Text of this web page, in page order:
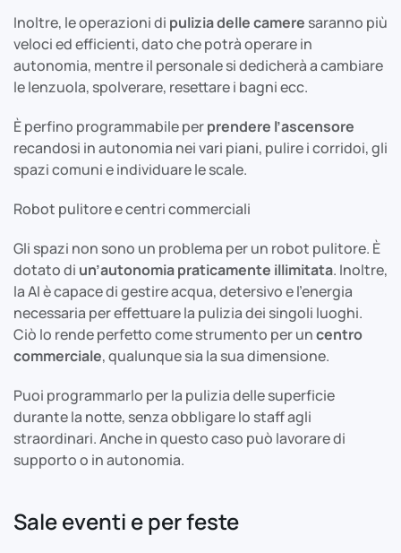
Inoltre, le operazioni di pulizia delle camere saranno più
veloci ed efficienti, dato che potrà operare in
autonomia, mentre il personale si dedicherà a cambiare
le lenzuola, spolverare, resettare i bagni ecc.
È perfino programmabile perprendere l’ascensore
recandosi in autonomia nei vari piani, pulire i corridoi, gli
spazi comuni e individuare le scale.
Robot pulitore e centri commerciali
Gli spazi non sono un problema per un robot pulitore. È
dotato di un’autonomia praticamente illimitata. Inoltre,
la AI è capace di gestire acqua, detersivo e l’energia
necessaria per effettuare la pulizia dei singoli luoghi.
Ciò lo rende perfetto come strumento per uncentro
commerciale, qualunque sia la sua dimensione.
Puoi programmarlo per la pulizia delle superficie
durante la notte, senza obbligare lo staff agli
straordinari. Anche in questo caso può lavorare di
supporto o in autonomia.
Sale eventi e per feste